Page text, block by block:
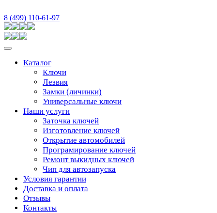
8 (499) 110-61-97
Каталог
Ключи
Лезвия
Замки (личинки)
Универсальные ключи
Наши услуги
Заточка ключей
Изготовление ключей
Открытие автомобилей
Програмирование ключей
Ремонт выкидных ключей
Чип для автозапуска
Условия гарантии
Доставка и оплата
Отзывы
Контакты